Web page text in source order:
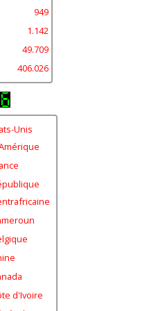
949
1.142
49.709
406.026
Unis
d'Ivoire